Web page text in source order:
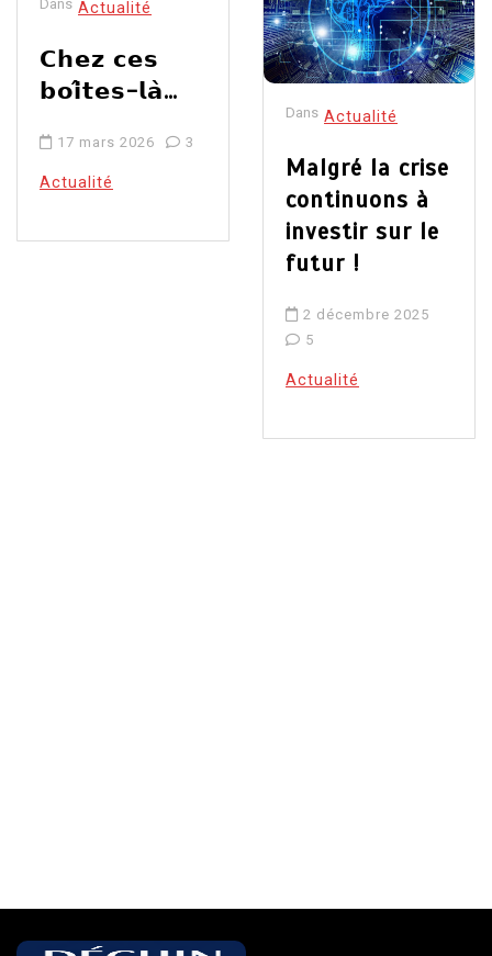
Dans Actualité
𝗖𝗵𝗲𝘇 𝗰𝗲𝘀
𝗯𝗼𝗶̂𝘁𝗲𝘀-𝗹𝗮̀…
17 mars 2026 3
Actualité
Dans Actualité
Malgré la crise
continuons à
investir sur le
futur !
2 décembre 2025
5
Actualité